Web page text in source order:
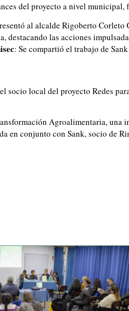
del proyecto a nivel
al alcalde Rigoberto
las acciones
: Se compartió el trabajo de
socio local del proyecto Redes
Agroalimentaria, una
en conjunto con Sank, socio de